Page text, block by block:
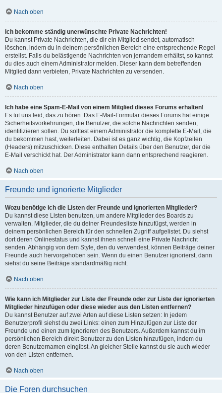
Nach oben
Ich bekomme ständig unerwünschte Private Nachrichten!
Du kannst Private Nachrichten, die dir ein Mitglied sendet, automatisch
löschen, indem du in deinem persönlichen Bereich eine entsprechende Regel
erstellst. Falls du belästigende Nachrichten von jemandem erhältst, so kannst
du dies auch einem Administrator melden. Dieser kann dem betreffenden
Mitglied dann verbieten, Private Nachrichten zu versenden.
Nach oben
Ich habe eine Spam-E-Mail von einem Mitglied dieses Forums erhalten!
Es tut uns leid, das zu hören. Das E-Mail-Formular dieses Forums hat einige
Sicherheitsvorkehrungen, die Benutzer, die solche Nachrichten senden,
identifizieren sollen. Du solltest einem Administrator die komplette E-Mail, die
du bekommen hast, weiterleiten. Dabei ist es ganz wichtig, die Kopfzeilen
(Headers) mitzuschicken. Diese enthalten Details über den Benutzer, der die
E-Mail verschickt hat. Der Administrator kann dann entsprechend reagieren.
Nach oben
Freunde und ignorierte Mitglieder
Wozu benötige ich die Listen der Freunde und ignorierten Mitglieder?
Du kannst diese Listen benutzen, um andere Mitglieder des Boards zu
verwalten. Mitglieder, die du deiner Freundesliste hinzufügst, werden in
deinem persönlichen Bereich für den schnellen Zugriff aufgelistet. Du siehst
dort deren Onlinestatus und kannst ihnen schnell eine Private Nachricht
senden. Abhängig von dem Style, den du verwendest, können Beiträge deiner
Freunde auch hervorgehoben sein. Wenn du einen Benutzer ignorierst, dann
siehst du seine Beiträge standardmäßig nicht.
Nach oben
Wie kann ich Mitglieder zur Liste der Freunde oder zur Liste der ignorierten
Mitglieder hinzufügen oder diese wieder aus den Listen entfernen?
Du kannst Benutzer auf zwei Arten auf diese Listen setzen: In jedem
Benutzerprofil siehst du zwei Links: einen zum Hinzufügen zur Liste der
Freunde und einen zum Ignorieren des Benutzers. Außerdem kannst du im
persönlichen Bereich direkt Benutzer zu den Listen hinzufügen, indem du
deren Benutzernamen eingibst. An gleicher Stelle kannst du sie auch wieder
von den Listen entfernen.
Nach oben
Die Foren durchsuchen